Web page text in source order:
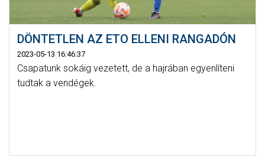
DÖNTETLEN AZ ETO ELLENI RANGADÓN
2023-05-13 16:46:37
Csapatunk sokáig vezetett, de a hajrában egyenlíteni
tudtak a vendégek.